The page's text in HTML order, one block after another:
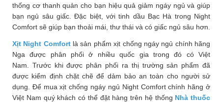
đường
Sức
khỏe
của
bé
Chuyên
mục
thống cơ thanh quản cho bạn hiệu quả giảm ngáy ngủ và giúp
bạn ngủ sâu giấc. Đặc biệt, với tinh dầu Bạc Hà trong Night
Comfort sẽ giúp bạn thoải mái, thư thái và có giấc ngủ sâu hơn.
Xịt Night Comfort là sản phẩm xịt chống ngáy ngủ chính hãng
Nga được phân phối ở nhiều quốc gia trong đó có Việt
Nam. Trước khi được phân phối ra thị trường sản phẩm đã
được kiểm định chặt chẽ để dảm bảo an toàn cho người sử
dụng. Để mua xịt chống ngáy ngủ Night Comfort chính hãng ở
Việt Nam quý khách có thể đặt hàng trên hệ thống Nhà thuốc